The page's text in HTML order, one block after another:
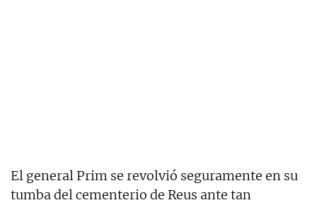
El general Prim se revolvió seguramente en su
tumba del cementerio de Reus ante tan